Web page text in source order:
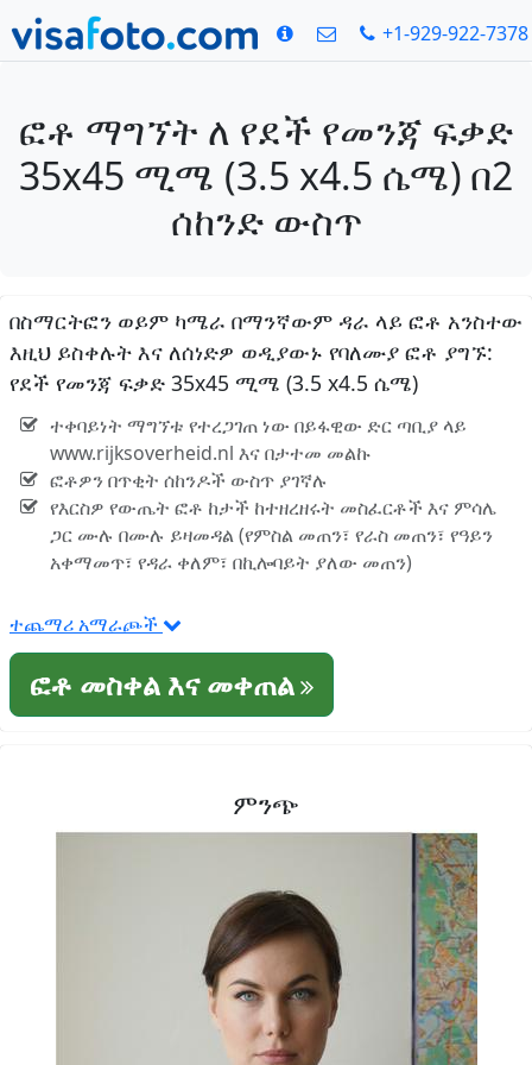
+1-929-922-7378
ፎቶ ማግኘት ለ የደች የመንጃ ፍቃድ
35x45 ሚሜ (3.5 x4.5 ሴሜ) በ2
ሰከንድ ውስጥ
በስማርትፎን ወይም ካሜራ በማንኛውም ዳራ ላይ ፎቶ አንስተው
እዚህ ይስቀሉት እና ለሰነድዎ ወዲያውኑ የባለሙያ ፎቶ ያግኙ:
የደች የመንጃ ፍቃድ 35x45 ሚሜ (3.5 x4.5 ሴሜ)
ተቀባይነት ማግኘቱ የተረጋገጠ ነው በይፋዊው ድር ጣቢያ ላይ
www.rijksoverheid.nl እና በታተመ መልኩ
ፎቶዎን በጥቂት ሰከንዶች ውስጥ ያገኛሉ
የእርስዎ የውጤት ፎቶ ከታች ከተዘረዘሩት መስፈርቶች እና ምሳሌ
ጋር ሙሉ በሙሉ ይዛመዳል (የምስል መጠን፣ የራስ መጠን፣ የዓይን
አቀማመጥ፣ የዳራ ቀለም፣ በኪሎባይት ያለው መጠን)
ተጨማሪ አማራጮች
ፎቶ መስቀል እና መቀጠል
ምንጭ